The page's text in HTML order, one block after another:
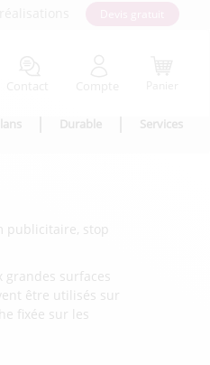
Durable Services
publicitaire, stop
grandes surfaces
être utilisés sur
fixée sur les